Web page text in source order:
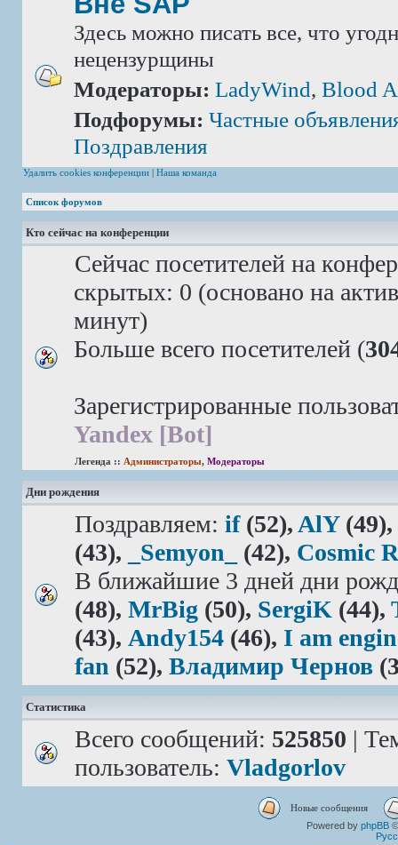
Здесь можно писать все, что
нецензурщины
Модераторы: LadyWind, Blood
Подфорумы: Частные
Поздравления
Удалить cookies конференции | Наша команда
Список форумов
Кто сейчас на конференции
Сейчас посетителей на
скрытых: 0 (основано на
минут)
Больше всего посетителей (
Зарегистрированные
Yandex [Bot]
Легенда :: Администраторы, Модераторы
Дни рождения
Поздравляем: if(52), AlY(49),
(43),
_Semyon_ (42), Cosmic
В ближайшие 3 дней дни
(48), MrBig (50), SergiK (44),
(43), Andy154 (46), I am
fan (52), Владимир Чернов
Статистика
Всего сообщений: 525850 |
пользователь: Vladgorlov
Новые сообщения
Powered by phpBB